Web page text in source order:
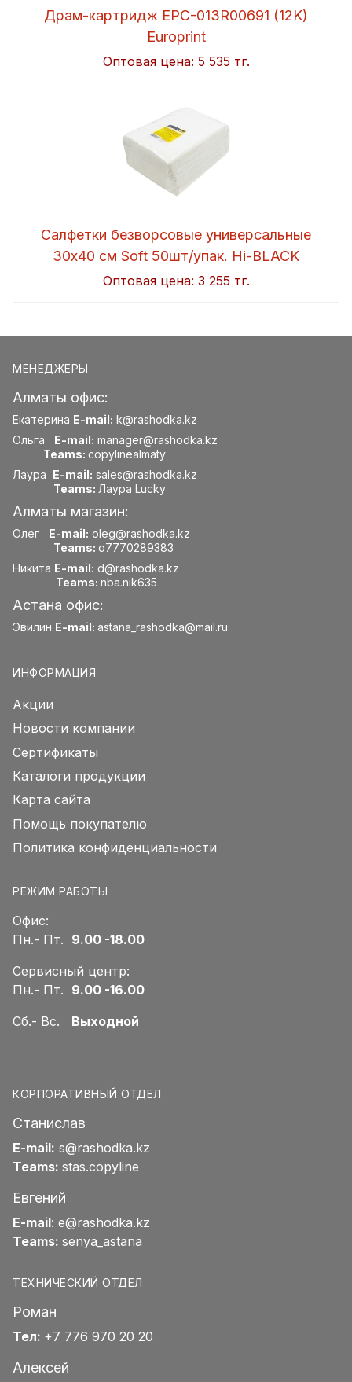
Драм-картридж EPC-013R00691 (12K)
Europrint
Оптовая цена: 5 535 тг.
Салфетки безворсовые универсальные
30x40 см Soft 50шт/упак. Hi-BLACK
Оптовая цена: 3 255 тг.
МЕНЕДЖЕРЫ
Алматы офис:
Екатерина E-mail: k@rashodka.kz
Ольга E-mail: manager@rashodka.kz
Teams: copylinealmaty
Лаура E-mail: sales@rashodka.kz
Teams: Лаура Lucky
Алматы магазин:
Олег E-mail: oleg@rashodka.kz
Teams: o7770289383
Никита E-mail: d@rashodka.kz
Teams: nba.nik635
Астана офис:
Эвилин E-mail: astana_rashodka@mail.ru
ИНФОРМАЦИЯ
Акции
Новости компании
Сертификаты
Каталоги продукции
Карта сайта
Помощь покупателю
Политика конфиденциальности
РЕЖИМ РАБОТЫ
Офис:
Пн.- Пт. 9.00 -18.00
Сервисный центр:
Пн.- Пт. 9.00 -16.00
Сб.- Вс. Выходной
КОРПОРАТИВНЫЙ ОТДЕЛ
Станислав
E-mail: s@rashodka.kz
Teams: stas.copyline
Евгений
E-mail: e@rashodka.kz
Teams: senya_astana
ТЕХНИЧЕСКИЙ ОТДЕЛ
Роман
Тел: +7 776 970 20 20
Алексей